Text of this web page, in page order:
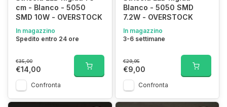
cm - Blanco - 5050
SMD 10W - OVERSTOCK
In magazzino
Spedito entro 24 ore
€35,00
€14,00
Confronta
Blanco - 5050 SMD
7.2W - OVERSTOCK
In magazzino
3-6 settimane
€29,95
€9,00
Confronta